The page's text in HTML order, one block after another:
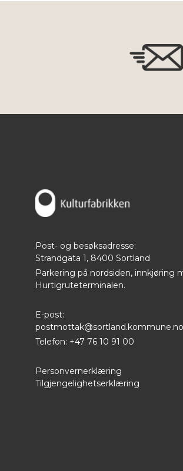
Post- og besøksadresse:
Strandgata 1, 8400 Sortland
Parkering på nordsiden, innkjøring
Hurtigruteterminalen.
E-post:
postmottak@sortland.kommune.no
Telefon: +47 76 10 91 00
Personvernerklæring
Tilgjengelighetserklæring